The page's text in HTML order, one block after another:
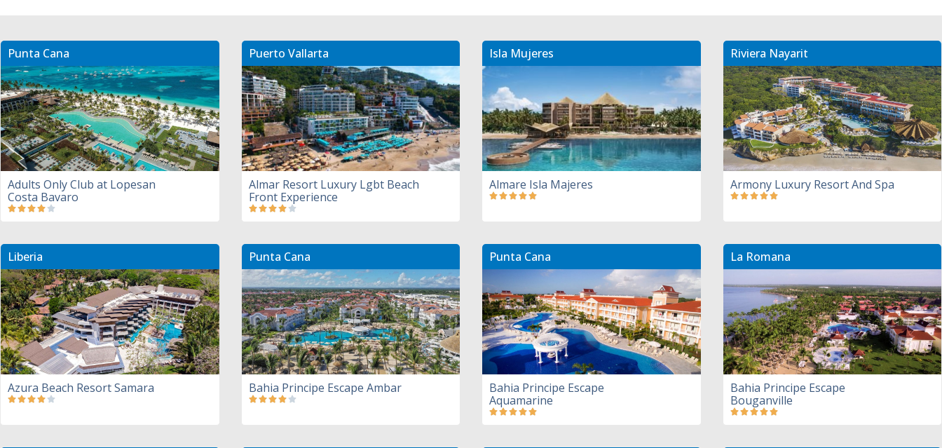
Punta Cana
Adults Only Club at Lopesan
Costa Bavaro
Puerto Vallarta
Almar Resort Luxury Lgbt Beach
Front Experience
Isla Mujeres
Almare Isla Majeres
Riviera Nayarit
Armony Luxury Resort And Spa
Liberia
Azura Beach Resort Samara
Punta Cana
Bahia Principe Escape Ambar
Punta Cana
Bahia Principe Escape
Aquamarine
La Romana
Bahia Principe Escape
Bouganville